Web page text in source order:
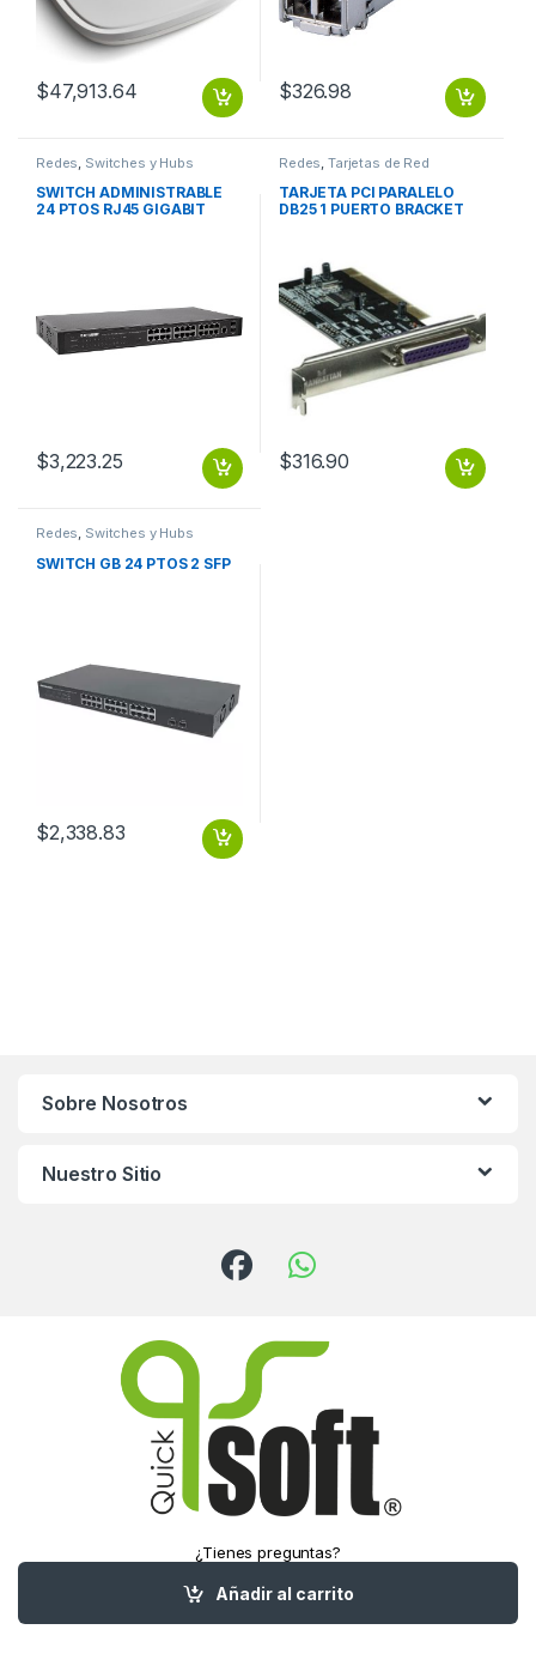
Añadir al carrito
$47,913.64 $326.98
Redes Switches y Hubs
SWITCH ADMINISTRABLE
24 PTOS RJ45 GIGABIT
$3,223.25
Redes ,Tarjetas de Red
TARJETA PCI PARALELO
DB25 1 PUERTO BRACKET
$316.90
Redes, Switches y Hubs
SWITCH GB 24 PTOS 2 SFP
$2,338.83
Sobre Nosotros
Nuestro Sitio
¿Tienes preguntas?
(55) 5016-1321